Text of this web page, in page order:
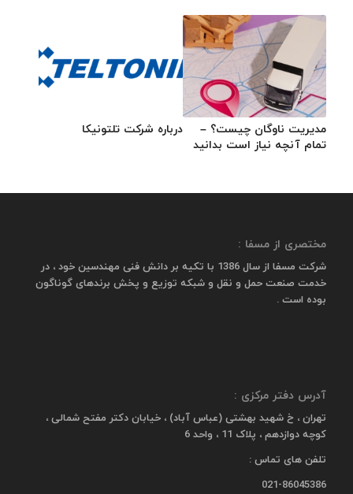
مدیریت ناوگان چیست؟ –
تمام آنچه نیاز است بدانید
درباره شرکت تلتونیکا
مختصری از مسفا :
شرکت مسفا از سال 1386 با تکیه بر دانش فنی مهندسین خود ، در
خدمت صنعت حمل و نقل و شبکه توزیع و پخش برندهای گوناگون
بوده است .
آدرس دفتر مرکزی :
تهران ، خ شهید بهشتی (عباس آباد) ، خیابان دکتر مفتح شمالی ،
کوچه دوازدهم ، پلاک 11 ، واحد 6
تلفن های تماس :
021-86045386